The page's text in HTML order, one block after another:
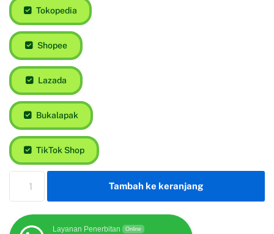
Tokopedia
Shopee
Lazada
Bukalapak
TikTok Shop
Tambah ke keranjang
Layanan Penerbitan Online